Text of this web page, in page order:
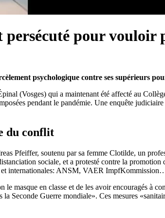
pour vouloir
psychologique contre ses supérieurs
(Vosges) qui a maintenant été affecté au
pendant le pandémie. Une enquête
du conflit
Pfeiffer, soutenu par sa femme Clotilde, un
sociale, et a protesté contre la
et internationales: ANSM, VAER
masque en classe et de les avoir encouragés à
Seconde Guerre mondiale». Ces mesures